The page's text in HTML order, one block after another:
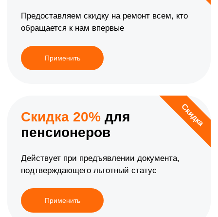
Предоставляем скидку на ремонт всем, кто
обращается к нам впервые
Применить
Скидка
Скидка 20% для
пенсионеров
Действует при предъявлении документа,
подтверждающего льготный статус
Применить